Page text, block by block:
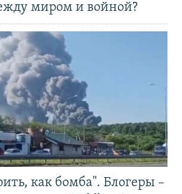
миром и войной?
как бомба". Блогеры –